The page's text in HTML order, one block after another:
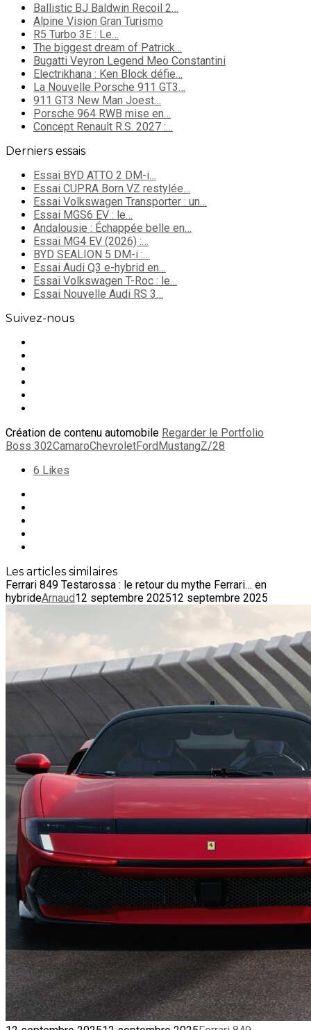
Ballistic BJ Baldwin Recoil 2…
Alpine Vision Gran Turismo
R5 Turbo 3E : Le…
The biggest dream of Patrick…
Bugatti Veyron Legend Meo Constantini
Electrikhana : Ken Block défie…
La Nouvelle Porsche 911 GT3…
911 GT3 New Man Joest…
Porsche 964 RWB mise en…
Concept Renault R.S. 2027 :…
Derniers essais
Essai BYD ATTO 2 DM-i…
Essai CUPRA Born VZ restylée…
Essai Volkswagen Transporter : un…
Essai MGS6 EV : le…
Andalousie : Échappée belle en…
Essai MG4 EV (2026) :…
BYD SEALION 5 DM-i :…
Essai Audi Q3 e-hybrid en…
Essai Volkswagen T-Roc : le…
Essai Nouvelle Audi RS 3…
Suivez-nous
Création de contenu automobile Regarder le Portfolio
Boss 302CamaroChevroletFordMustangZ/28
6 Likes
Les articles similaires
Ferrari 849 Testarossa : le retour du mythe Ferrari… en
hybrideArnaud12 septembre 202512 septembre 2025